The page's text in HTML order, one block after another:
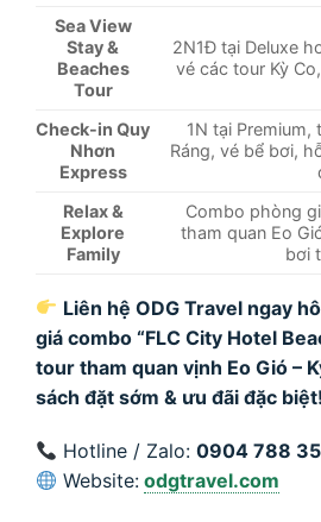
Sea View
Stay &
Beaches
Tour
2N1Đ tại Deluxe
vé các tour Kỳ
Check-in Quy
Nhơn
Express
1N tại Premium,
Ráng, vé bể bơi,
Relax &
Explore
Family
Combo phòng
tham quan Eo
bơi
Liên hệ ODG Travel ngay
giá combo “FLC City Hotel
tour tham quan vịnh Eo Gió –
sách đặt sớm & ưu đãi đặc biệt!
Hotline / Zalo:0904 788
Website: odgtravel.com